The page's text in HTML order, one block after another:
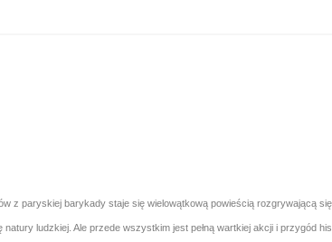
z paryskiej barykady staje się wielowątkową powieścią rozgrywającą
ludzkiej. Ale przede wszystkim jest pełną wartkiej akcji i przygód